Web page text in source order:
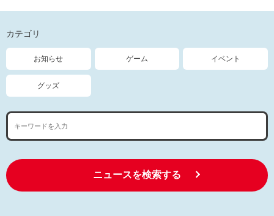
カテゴリ
お知らせ ゲーム イベント
グッズ
ニュースを検索する